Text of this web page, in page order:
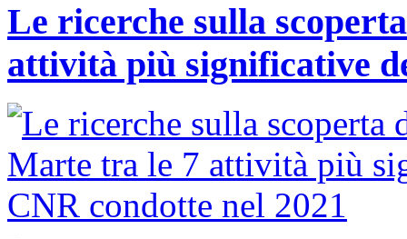
Le ricerche sulla
attività più significative